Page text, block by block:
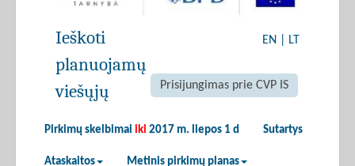
EN LT
Prisijungimas prie CVP IS
Pirkimų skelbimai iki 2017 m. liepos 1 d Sutartys
Ataskaitos Metinis pirkimų planas
Ieškoti
planuojamų
viešųjų